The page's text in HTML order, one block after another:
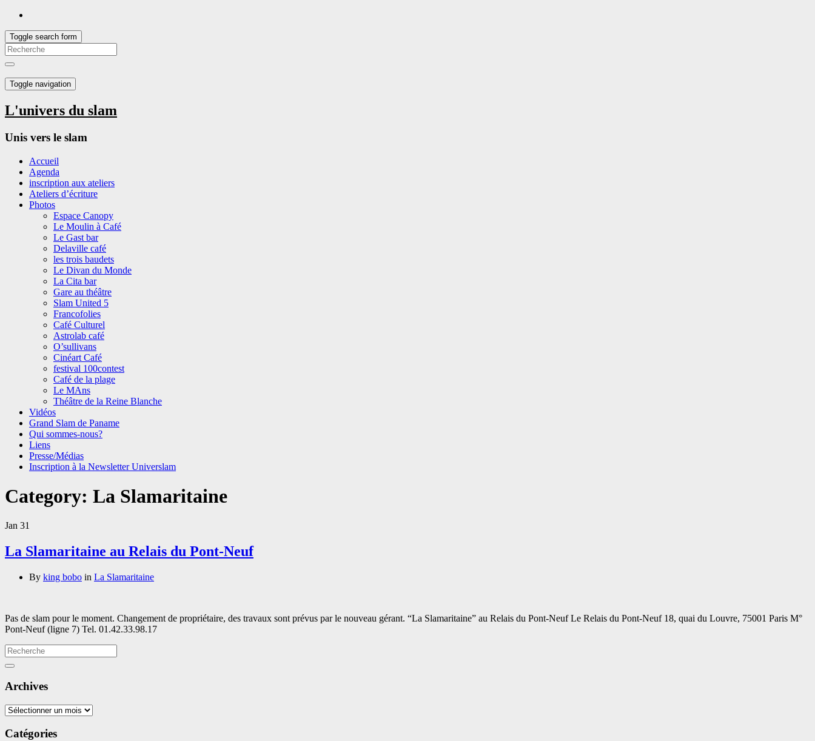
Toggle search form
Toggle navigation
L'univers du slam
Unis vers le slam
Accueil
Agenda
inscription aux ateliers
Ateliers d’écriture
Photos
Espace Canopy
Le Moulin à Café
Le Gast bar
Delaville café
les trois baudets
Le Divan du Monde
La Cita bar
Gare au théâtre
Slam United 5
Francofolies
Café Culturel
Astrolab café
O’sullivans
Cinéart Café
festival 100contest
Café de la plage
Le MAns
Théâtre de la Reine Blanche
Vidéos
Grand Slam de Paname
Qui sommes-nous?
Liens
Presse/Médias
Inscription à la Newsletter Universlam
Category: La Slamaritaine
Jan 31
La Slamaritaine au Relais du Pont-Neuf
By king bobo in La Slamaritaine
Pas de slam pour le moment. Changement de propriétaire, des travaux sont prévus par le nouveau gérant. “La Slamaritaine” au Relais du Pont-Neuf Le Relais du Pont-Neuf 18, quai du Louvre, 75001 Paris M°
Pont-Neuf (ligne 7) Tel. 01.42.33.98.17
Archives
Archives
Catégories